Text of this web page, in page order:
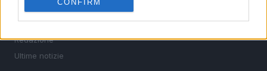
CONFIRM
Chi siamo
Redazione
Ultime notizie